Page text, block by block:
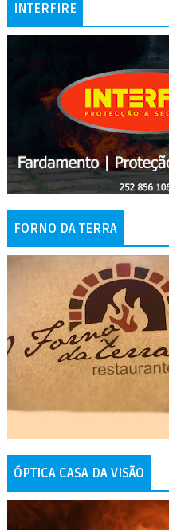
INTERFIRE
FORNO DA TERRA
ÓPTICA CASA DA VISÃO